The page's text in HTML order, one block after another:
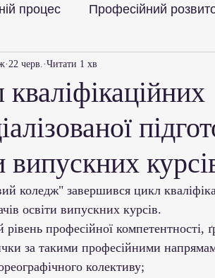
процес Професійний
мобільність
зі здобувачами освіти
якості освіти Співпраця зі
студентів та викладачів
випускних
22 черв. Читати 1 хв
коледж" завершився цикл
освіти випускних курсів.
професійної компетентності,
за такими професійними
колективу;